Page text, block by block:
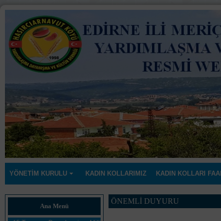
YÖNETİM KURULU KADIN KOLLARIMIZ KADIN KOLLARI
Ana Menü
ÖNEMLİ DUYURU